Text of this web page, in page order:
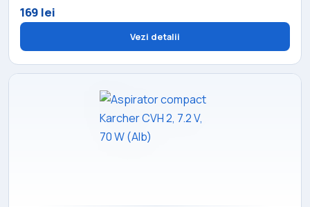
169 lei
Vezi detalii